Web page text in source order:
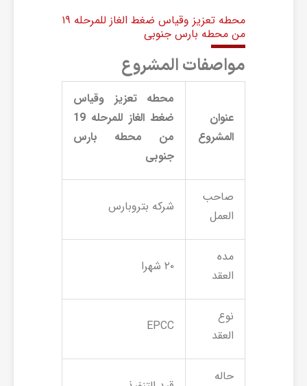
محطه تعزیز وقیاس ضغط الغاز للمرحله ۱۹
من محطه بارس جنوبی
مواصفات المشروع
عنوان
المشروع
محطه تعزیز وقیاس
ضغط الغاز للمرحله 19
من محطه بارس
جنوبی
صاحب
العمل
شرکه بتروبارس
مده
العقد
۲۰ شهرا
نوع
العقد
EPCC
حاله